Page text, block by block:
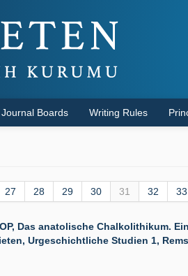
Journal Boards Writing Rules
27 28 29 30 31 32 33
Das anatolische
Urgeschichtliche Studien 1,